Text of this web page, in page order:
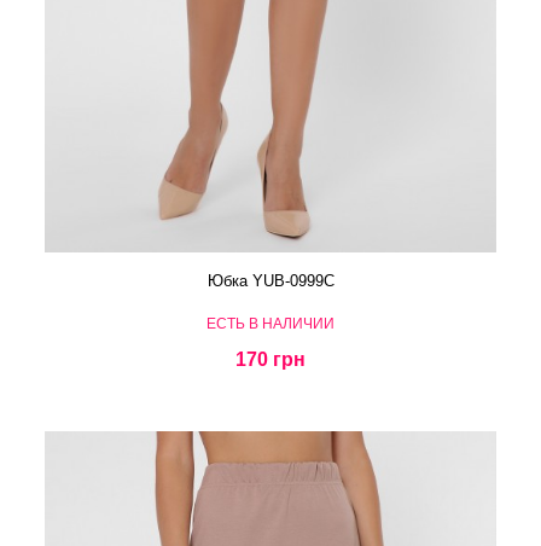
Юбка YUB-0999C
ЕСТЬ В НАЛИЧИИ
170 грн